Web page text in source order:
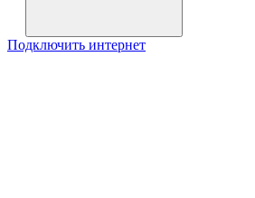
Подключить интернет